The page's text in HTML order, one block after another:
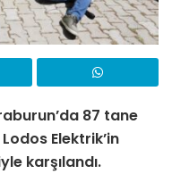
87 tane
Elektrik’in
karşılandı.